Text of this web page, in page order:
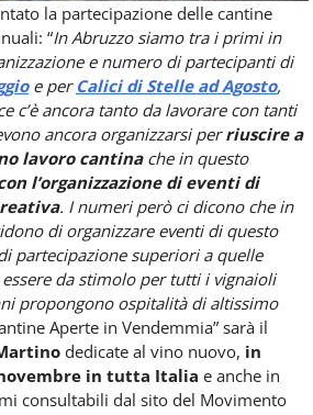
la partecipazione delle cantine
“In Abruzzo siamo tra i primi in
e numero di partecipanti di
e per Calici di Stelle ad Agosto,
c’è ancora tanto da lavorare con tanti
ancora organizzarsi perriuscire a
lavoro cantinache in questo
l’organizzazione di eventi di
. I numeri però ci dicono che in
di organizzare eventi di questo
partecipazione superiori a quelle
da stimolo per tutti i vignaioli
propongono ospitalità di altissimo
Aperte in Vendemmia” sarà il
dedicate al vino nuovo, in
in tutta Italia e anche in
consultabili dal sito del Movimento